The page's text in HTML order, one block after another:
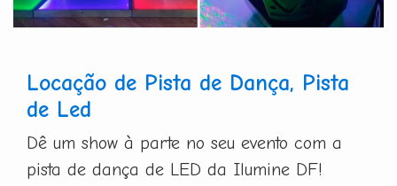
Locação de Pista de Dança, Pista
de Led
Dê um show à parte no seu evento com a
pista de dança de LED da Ilumine DF!